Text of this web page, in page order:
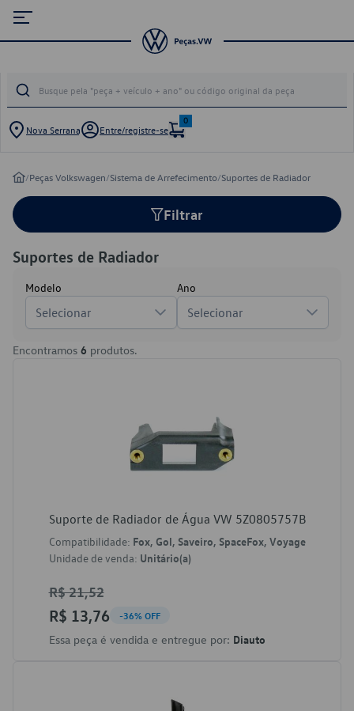
Nova Serrana Entre/registre-se
0
/Peças Volkswagen/Sistema de Arrefecimento/Suportes de Radiador
Filtrar
Suportes de Radiador
Modelo
Selecionar
Ano
Selecionar
Encontramos 6 produtos.
Suporte de Radiador de Água VW 5Z0805757B
Compatibilidade: Fox, Gol, Saveiro, SpaceFox, Voyage
Unidade de venda: Unitário(a)
R$ 21,52
R$ 13,76 -36% OFF
Essa peça é vendida e entregue por: Diauto